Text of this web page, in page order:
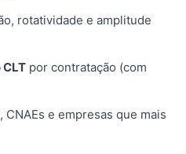
rotatividade e amplitude
por contratação (com
CNAEs e empresas que mais